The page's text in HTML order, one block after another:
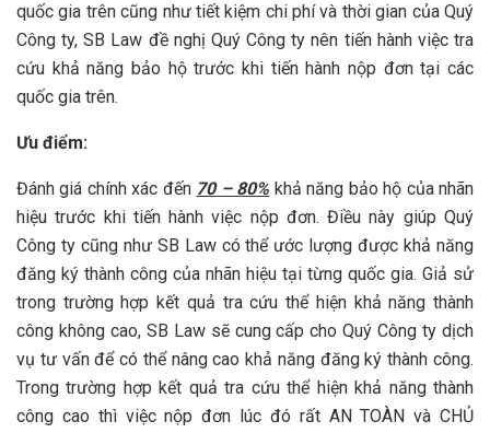
quốc gia trên cũng như tiết kiệm chi phí và thời gian của Quý
Công ty, SB Law đề nghị Quý Công ty nên tiến hành việc tra
cứu khả năng bảo hộ trước khi tiến hành nộp đơn tại các
quốc gia trên.
Ưu điểm:
Đánh giá chính xác đến 70 – 80% khả năng bảo hộ của nhãn
hiệu trước khi tiến hành việc nộp đơn. Điều này giúp Quý
Công ty cũng như SB Law có thể ước lượng được khả năng
đăng ký thành công của nhãn hiệu tại từng quốc gia. Giả sử
trong trường hợp kết quả tra cứu thể hiện khả năng thành
công không cao, SB Law sẽ cung cấp cho Quý Công ty dịch
vụ tư vấn để có thể nâng cao khả năng đăng ký thành công.
Trong trường hợp kết quả tra cứu thể hiện khả năng thành
công cao thì việc nộp đơn lúc đó rất AN TOÀN và CHỦ